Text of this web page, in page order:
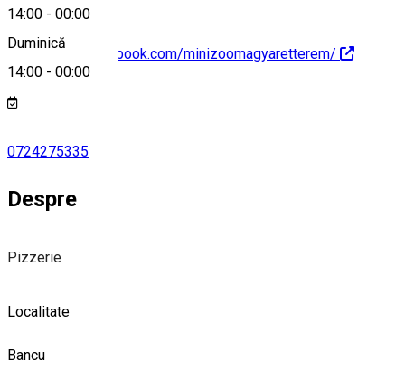
14:00 - 00:00
Duminică
14:00 - 00:00
https://www.facebook.com/minizoomagyaretterem/
0724275335
Despre
Pizzerie
Localitate
Bancu